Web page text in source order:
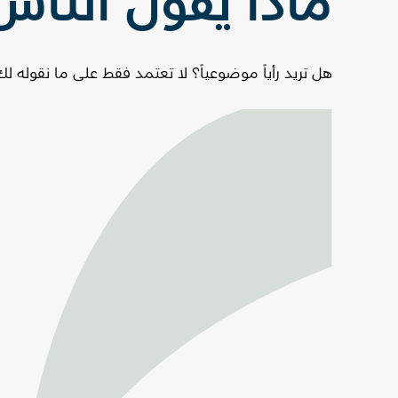
هل تريد رأياً موضوعياً؟ لا تعتمد فقط على ما نقوله